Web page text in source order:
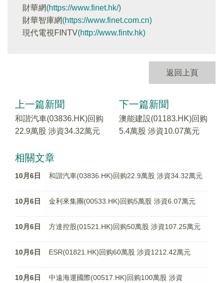
財華網(https://www.finet.hk/)
財華智庫網(https://www.finet.com.cn)
現代電視FINTV(http://www.fintv.hk)
返回上頁
上一篇新聞
和諧汽車(03836.HK)回购
22.9萬股 涉資34.32萬元
下一篇新聞
澳能建設(01183.HK)回购
5.4萬股 涉資10.07萬元
相關文章
10月6日 和諧汽車(03836.HK)回购22.9萬股 涉資34.32萬元
10月6日 金利來集團(00533.HK)回购5萬股 涉資6.07萬元
10月6日 方達控股(01521.HK)回购50萬股 涉資107.25萬元
10月6日 ESR(01821.HK)回购60萬股 涉資1212.42萬元
10月6日
中遠海運國際(00517.HK)回购100萬股 涉資